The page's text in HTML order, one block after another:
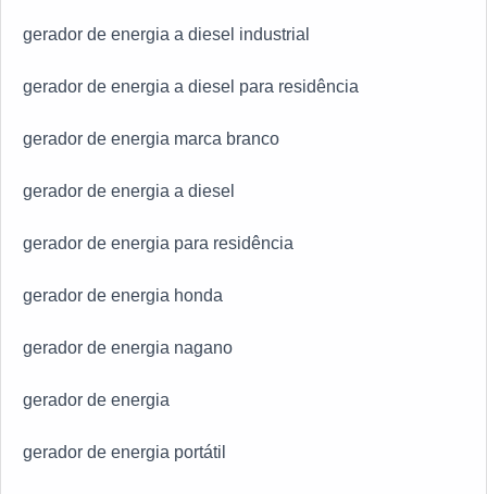
necessidades dos clientes e profissionais preocupados
melhor experiência para os clientes com qualidade.
gerador de energia a diesel industrial
gerador de energia a diesel para residência
gerador de energia marca branco
gerador de energia a diesel
gerador de energia para residência
gerador de energia honda
gerador de energia nagano
gerador de energia
gerador de energia portátil